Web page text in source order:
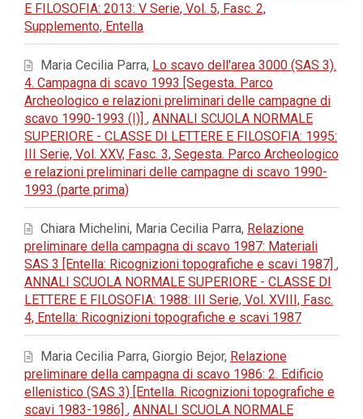
E FILOSOFIA: 2013: V Serie, Vol. 5, Fasc. 2,
Supplemento, Entella
Maria Cecilia Parra, Lo scavo dell'area 3000 (SAS 3).
4. Campagna di scavo 1993 [Segesta. Parco
Archeologico e relazioni preliminari delle campagne di
scavo 1990-1993 (I)] , ANNALI SCUOLA NORMALE
SUPERIORE - CLASSE DI LETTERE E FILOSOFIA: 1995:
III Serie, Vol. XXV, Fasc. 3, Segesta. Parco Archeologico
e relazioni preliminari delle campagne di scavo 1990-
1993 (parte prima)
Chiara Michelini, Maria Cecilia Parra, Relazione
preliminare della campagna di scavo 1987: Materiali
SAS 3 [Entella: Ricognizioni topografiche e scavi 1987] ,
ANNALI SCUOLA NORMALE SUPERIORE - CLASSE DI
LETTERE E FILOSOFIA: 1988: III Serie, Vol. XVIII, Fasc.
4, Entella: Ricognizioni topografiche e scavi 1987
Maria Cecilia Parra, Giorgio Bejor, Relazione
preliminare della campagna di scavo 1986: 2. Edificio
ellenistico (SAS 3) [Entella. Ricognizioni topografiche e
scavi 1983-1986] , ANNALI SCUOLA NORMALE